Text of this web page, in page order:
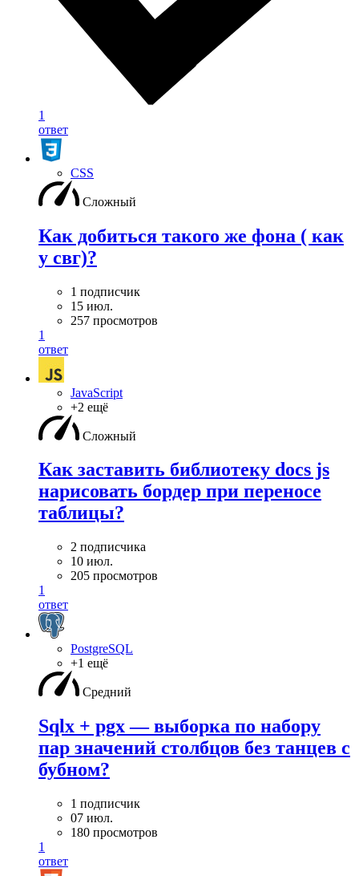
1
ответ
CSS
Сложный
Как добиться такого же фона ( как
у свг)?
1 подписчик
15 июл.
257 просмотров
1
ответ
JavaScript
+2 ещё
Сложный
Как заставить библиотеку docs js
нарисовать бордер при переносе
таблицы?
2 подписчика
10 июл.
205 просмотров
1
ответ
PostgreSQL
+1 ещё
Средний
Sqlx + pgx — выборка по набору
пар значений столбцов без танцев с
бубном?
1 подписчик
07 июл.
180 просмотров
1
ответ